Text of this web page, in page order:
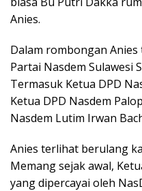
Anies.
Dalam rombongan
Partai Nasdem Sulawesi
Termasuk Ketua DPD
Ketua DPD Nasdem
Nasdem Lutim Irwan
Anies terlihat berulang
Memang sejak awal,
yang dipercayai oleh